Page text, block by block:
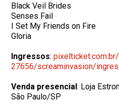
Black Veil Brides
Senses Fail
I Set My Friends on Fire
Gloria
Ingressos:
27656/screaminvasion/
Venda presencial: Loja
São Paulo/SP